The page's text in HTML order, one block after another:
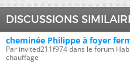
DISCUSSIONS
cheminée Philippe à foyer
Par invited211f974 dans le forum
chauffage